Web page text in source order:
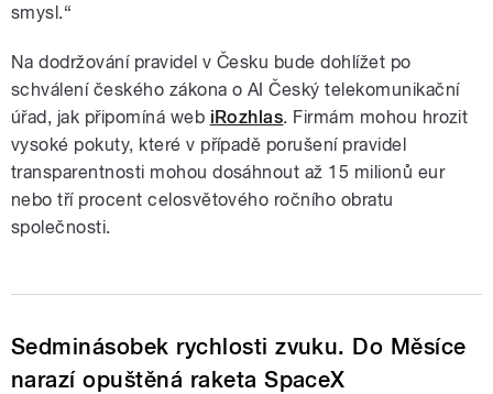
smysl.“
Na dodržování pravidel v Česku bude dohlížet po
schválení českého zákona o AI Český telekomunikační
úřad, jak připomíná web iRozhlas. Firmám mohou hrozit
vysoké pokuty, které v případě porušení pravidel
transparentnosti mohou dosáhnout až 15 milionů eur
nebo tří procent celosvětového ročního obratu
společnosti.
Sedminásobek rychlosti zvuku. Do Měsíce
narazí opuštěná raketa SpaceX